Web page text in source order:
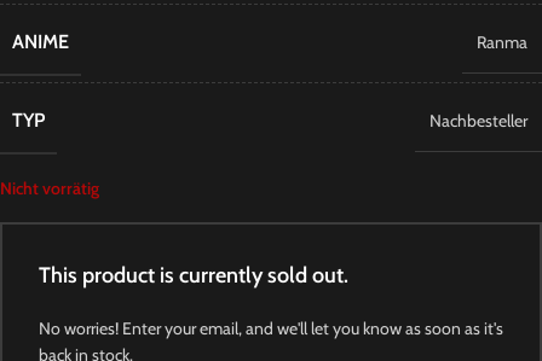
ANIME Ranma
TYP Nachbesteller
Nicht vorrätig
This product is currently sold out.
No worries! Enter your email, and we'll let you know as soon as it's
back in stock.